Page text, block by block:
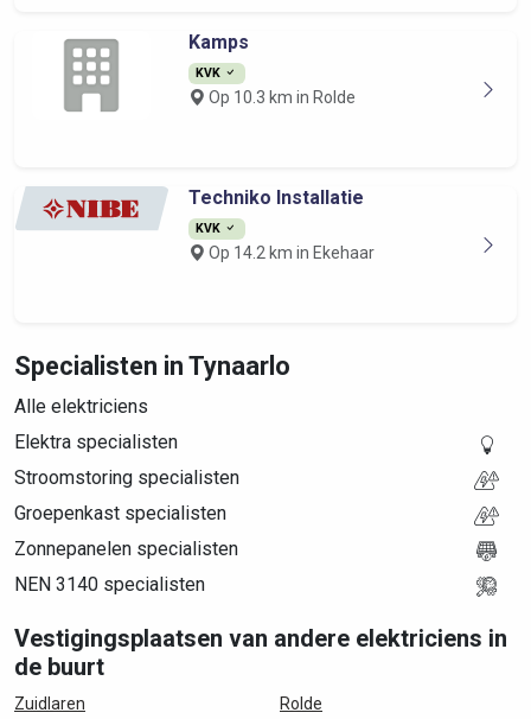
Kamps
KVK
Op 10.3 km in Rolde
Techniko Installatie
KVK
Op 14.2 km in Ekehaar
Specialisten in Tynaarlo
Alle elektriciens
Elektra specialisten
Stroomstoring specialisten
Groepenkast specialisten
Zonnepanelen specialisten
NEN 3140 specialisten
Vestigingsplaatsen van andere elektriciens in
de buurt
Zuidlaren
Rolde